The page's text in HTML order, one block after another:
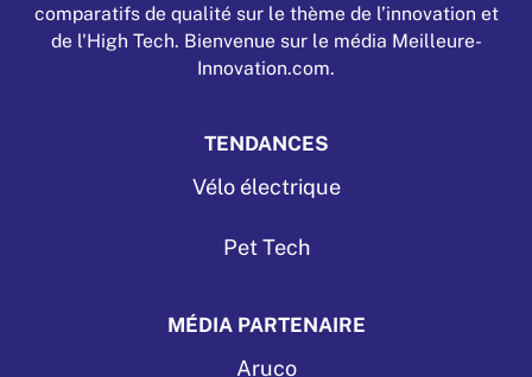
comparatifs de qualité sur le thème de l’innovation et
de l'High Tech. Bienvenue sur le média Meilleure-
Innovation.com.
TENDANCES
Vélo électrique
Pet Tech
MÉDIA PARTENAIRE
Aruco